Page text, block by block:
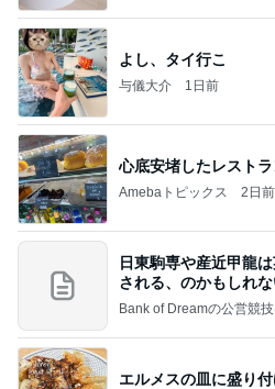
よし、タイ行こ
与儀大介 1日前
心底安堵したレスト
Amebaトピックス 2日前
日東駒専や産近甲龍
される、のかもしれな
Bank of Dreamの公営競技
エルメスの皿に盛り